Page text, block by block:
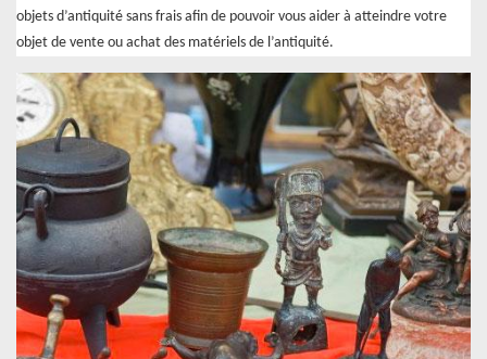
objets d’antiquité sans frais afin de pouvoir vous aider à atteindre votre
objet de vente ou achat des matériels de l’antiquité.